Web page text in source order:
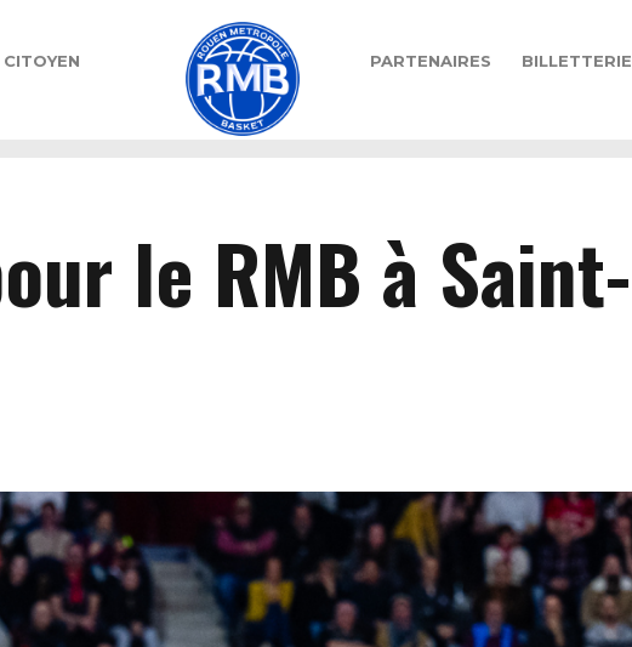
CITOYEN PARTENAIRES BILLETTERIE
le RMB à Saint-